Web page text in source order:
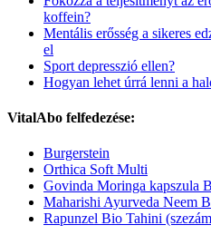
koffein?
Mentális erősség a sikeres
el
Sport depresszió ellen?
Hogyan lehet úrrá lenni a
VitalAbo felfedezése:
Burgerstein
Orthica Soft Multi
Govinda Moringa kapszula
Maharishi Ayurveda Neem
Rapunzel Bio Tahini